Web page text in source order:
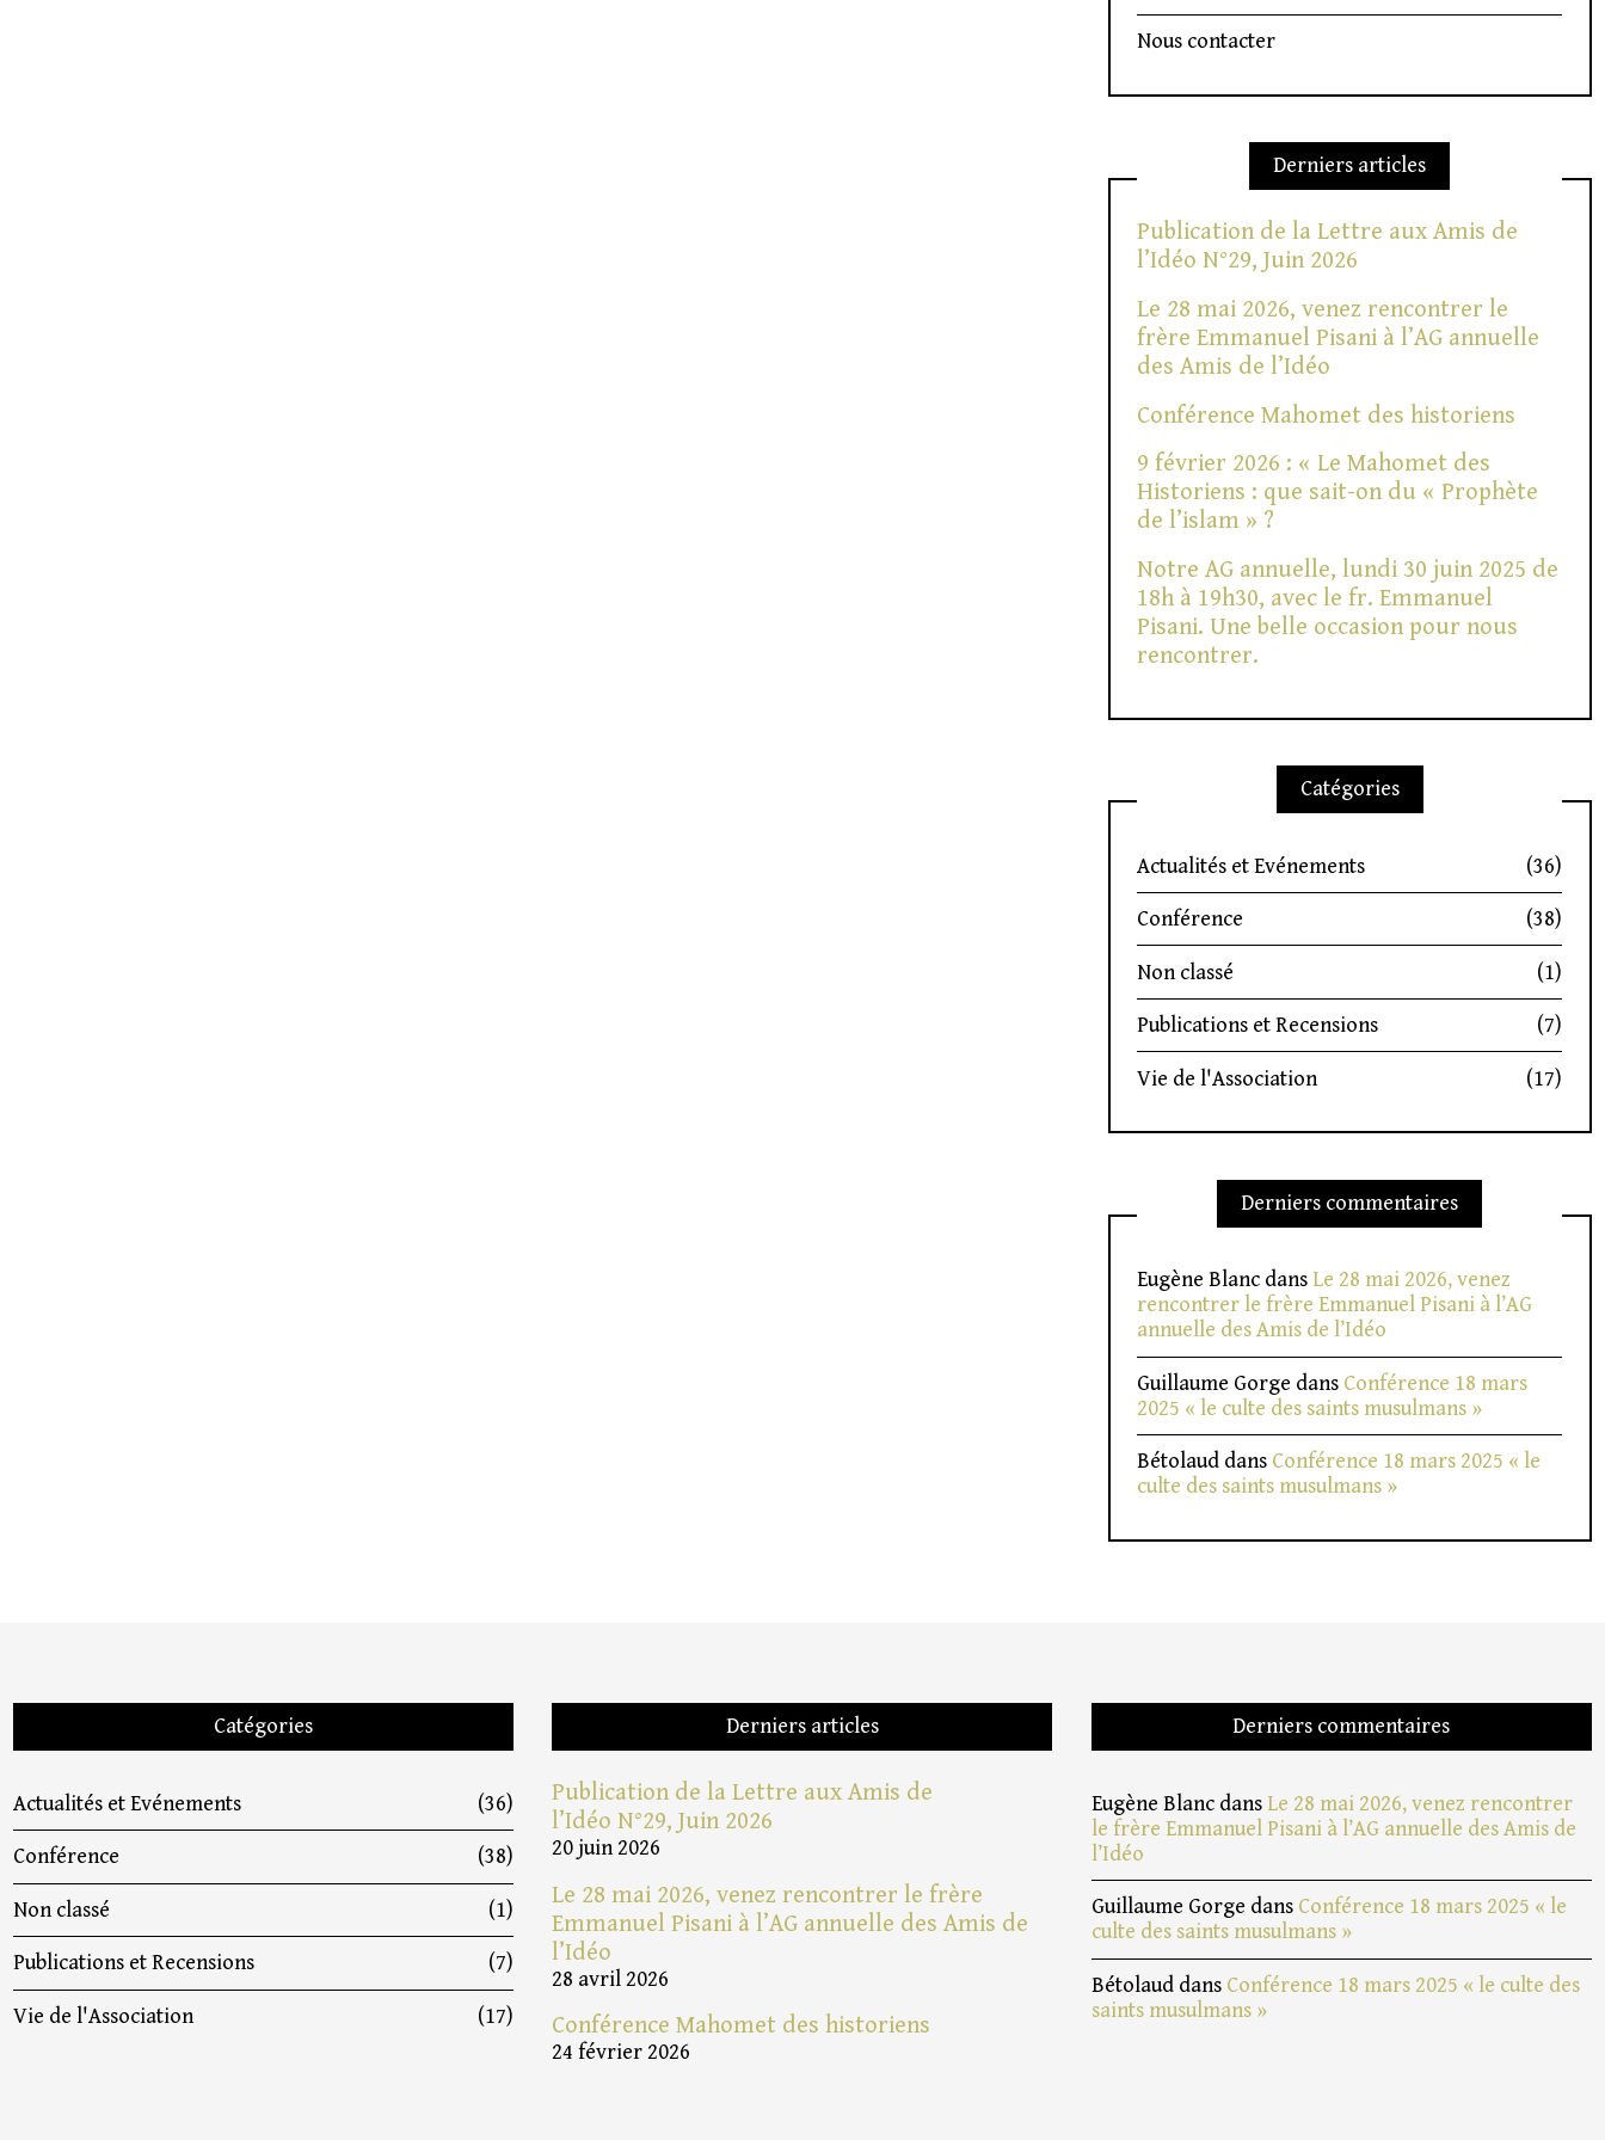
Nous contacter
Derniers articles
Publication de la Lettre aux Amis de
l’Idéo N°29, Juin 2026
Le 28 mai 2026, venez rencontrer le
frère Emmanuel Pisani à l’AG annuelle
des Amis de l’Idéo
Conférence Mahomet des historiens
9 février 2026 : « Le Mahomet des
Historiens : que sait-on du « Prophète
de l’islam » ?
Notre AG annuelle, lundi 30 juin 2025 de
18h à 19h30, avec le fr. Emmanuel
Pisani. Une belle occasion pour nous
rencontrer.
Catégories
Actualités et Evénements (36)
Conférence (38)
Non classé (1)
Publications et Recensions (7)
Vie de l'Association (17)
Derniers commentaires
Eugène Blanc dans Le 28 mai 2026, venez
rencontrer le frère Emmanuel Pisani à l’AG
annuelle des Amis de l’Idéo
Guillaume Gorge dans Conférence 18 mars
2025 « le culte des saints musulmans »
Bétolaud dans Conférence 18 mars 2025 « le
culte des saints musulmans »
Catégories
Actualités et Evénements (36)
Conférence (38)
Non classé (1)
Publications et Recensions (7)
Vie de l'Association (17)
Derniers articles
Publication de la Lettre aux Amis de
l’Idéo N°29, Juin 2026
20 juin 2026
Le 28 mai 2026, venez rencontrer le frère
Emmanuel Pisani à l’AG annuelle des Amis de
l’Idéo
28 avril 2026
Conférence Mahomet des historiens
24 février 2026
Derniers commentaires
Eugène Blancdans Le 28 mai 2026, venez rencontrer
le frère Emmanuel Pisani à l’AG annuelle des Amis de
l’Idéo
Guillaume Gorge dans Conférence 18 mars 2025 « le
culte des saints musulmans »
Bétolauddans Conférence 18 mars 2025 « le culte des
saints musulmans »